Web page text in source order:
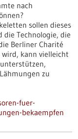
nach
sollen dieses
die Technologie, die
Berliner Charité
kann vielleicht
zu
fuer-
bekaempfen